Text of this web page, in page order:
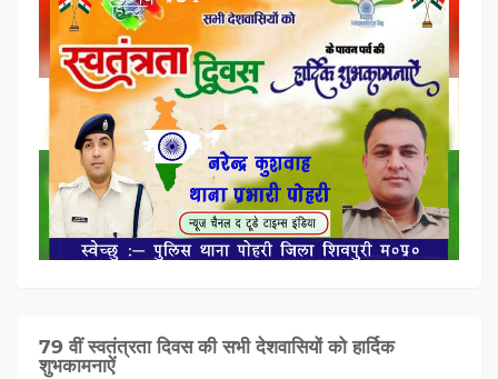
79 वीं स्वतंत्रता दिवस की सभी देशवासियों को हार्दिक
शुभकामनाऐं